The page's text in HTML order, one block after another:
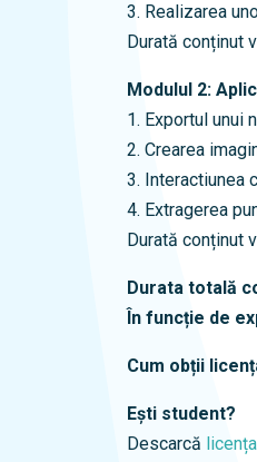
3. Realizarea
Durată conținut
Modulul 2:
1. Exportul unui
2. Crearea
3. Interactiunea
4. Extragerea
Durată conținut
Durata totală
În funcție de
Cum obții
Ești student?
Descarcă